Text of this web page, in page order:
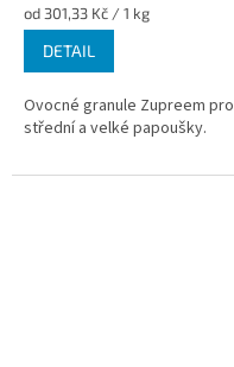
Měrná
cena:
od 301,33 Kč / 1 kg
DETAIL
Ovocné granule Zupreem pro
střední a velké papoušky.